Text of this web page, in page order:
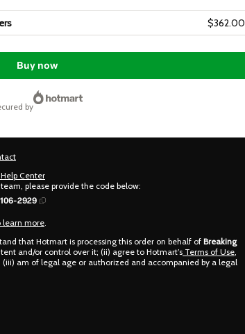
$362.00
Buy now
by
Center
please provide the code below:
2929
learn more
that Hotmart is processing this order on behalf of Breaking
and/or control over it; (ii) agree to Hotmart’s Terms of Use
(iii) am of legal age or authorized and accompanied by a legal